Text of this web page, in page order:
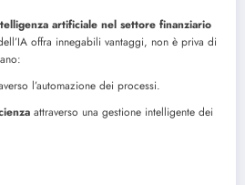
artificiale nel settore finanziario
offra innegabili vantaggi, non è priva di
l’automazione dei processi.
attraverso una gestione intelligente dei